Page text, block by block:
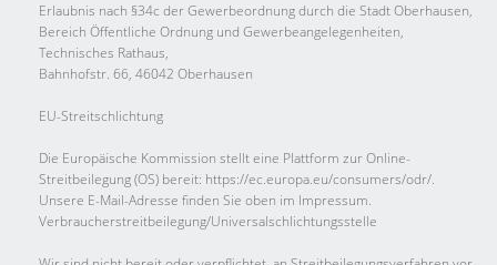
Erlaubnis nach §34c der Gewerbeordnung durch die Stadt Oberhausen,
Bereich Öffentliche Ordnung und Gewerbeangelegenheiten,
Technisches Rathaus,
Bahnhofstr. 66, 46042 Oberhausen
EU-Streitschlichtung
Die Europäische Kommission stellt eine Plattform zur Online-
Streitbeilegung (OS) bereit: https://ec.europa.eu/consumers/odr/.
Unsere E-Mail-Adresse finden Sie oben im Impressum.
Verbraucher­streit­beilegung/Universal­schlichtungs­stelle